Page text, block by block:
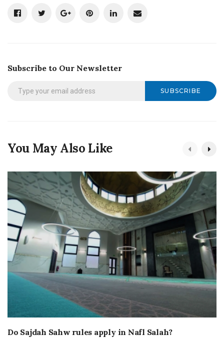
Subscribe to Our Newsletter
SUBSCRIBE
You May Also Like
Do Sajdah Sahw rules apply in Nafl Salah?